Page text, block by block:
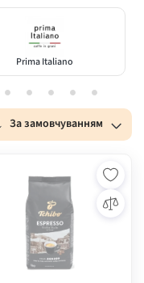
Prima Italiano
За замовчуванням